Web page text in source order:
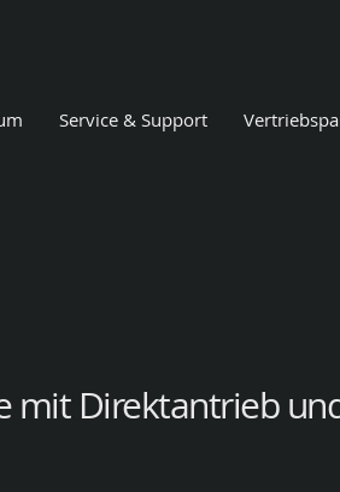
Service & Support
mit Direktantrieb